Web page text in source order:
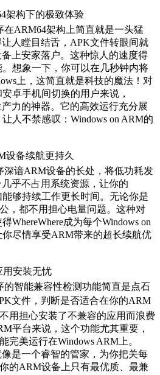
架构下的极致体验
在ARM64架构上简直就是一头猛
人瞠目结舌，APK文件转眼间就
上安家落户。这种惊人的速度得
想象一下，你可以在几秒钟内将
上，这简直就是科技的魔法！对
卓手机间切换的用户来说，
产力的神器。它的高效运行充分展
人不禁感叹：Windows on ARM的
设备续航更持久
深谙ARM设备的长处，将低功耗发
乎不占用系统资源，让你的
够持续工作更长时间。无论你是
，都不用担心电量问题。这种对
WhereWhere成为每个Windows on
尽情享受ARM带来的超长续航优
用安装无忧
的智能兼容性检测功能简直是点石
文件，判断是否适合在你的ARM
用担心安装了不兼容的应用而浪费
平台来说，这个功能尤其重要，
完美运行在Windows ARM上。
像是一个睿智的管家，为你把关每
的ARM设备上只有最优质、最兼